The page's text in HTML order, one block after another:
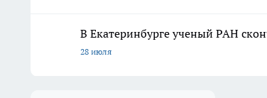
В Екатеринбурге ученый РАН
28 июля